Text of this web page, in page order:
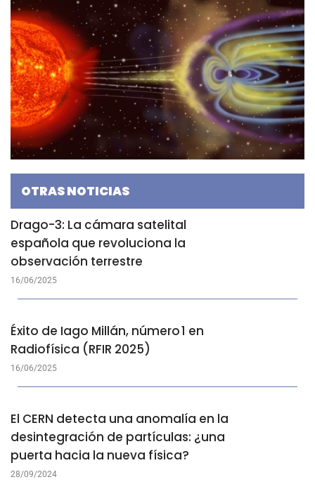
OTRAS NOTICIAS
Drago-3: La cámara satelital
española que revoluciona la
observación terrestre
16/06/2025
Éxito de Iago Millán, número 1 en
Radiofísica (RFIR 2025)
16/06/2025
El CERN detecta una anomalía en la
desintegración de partículas: ¿una
puerta hacia la nueva física?
28/09/2024